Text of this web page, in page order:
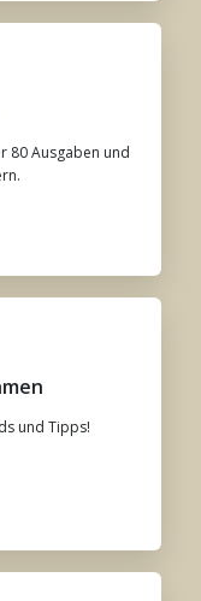
80 Ausgaben und
und Tipps!